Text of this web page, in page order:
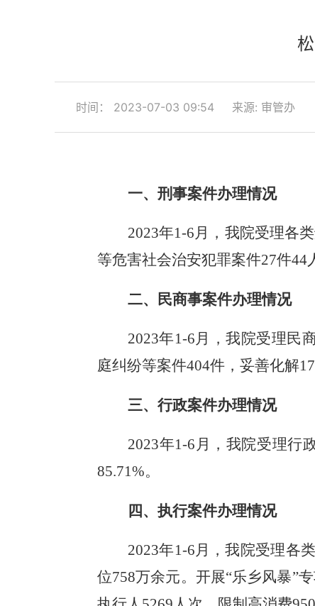
时间： 2023-07-03 09:54 来源: 审管办
一、 刑事案件办理情况
2023年1-6月，我院受理各
等危害社会治安犯罪案件27件44
二、民商事案件办理情况
2023年1-6月，我院受理民
庭纠纷等案件404件，妥善化解
三、行政案件办理情况
2023年1-6月，我院受理行
85.71%。
四、执行案件办理情况
2023年1-6月，我院受理各
位758万余元。开展“乐乡风暴”